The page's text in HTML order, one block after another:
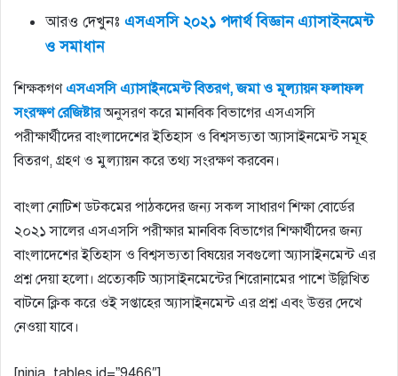
আরও দেখুনঃ এসএসসি ২০২১ পদার্থ বিজ্ঞান এ্যাসাইনমেন্ট
ও সমাধান
শিক্ষকগণএসএসসি এ্যাসাইনমেন্ট বিতরণ, জমা ও মূল্যায়ন ফলাফল
সংরক্ষণ রেজিষ্টারঅনুসরণ করে মানবিক বিভাগের এসএসসি
পরীক্ষার্থীদের বাংলাদেশের ইতিহাস ও বিশ্বসভ্যতা অ্যাসাইনমেন্ট সমূহ
বিতরণ, গ্রহণ ও মুল্যায়ন করে তথ্য সংরক্ষণ করবেন।
বাংলা নোটিশ ডটকমের পাঠকদের জন্য সকল সাধারণ শিক্ষা বোর্ডের
২০২১ সালের এসএসসি পরীক্ষার মানবিক বিভাগের শিক্ষার্থীদের জন্য
বাংলাদেশের ইতিহাস ও বিশ্বসভ্যতা বিষয়ের সবগুলো অ্যাসাইনমেন্ট এর
প্রশ্ন দেয়া হলো। প্রত্যেকটি অ্যাসাইনমেন্টের শিরোনামের পাশে উল্লিখিত
বাটনে ক্লিক করে ওই সপ্তাহের অ্যাসাইনমেন্ট এর প্রশ্ন এবং উত্তর দেখে
নেওয়া যাবে।